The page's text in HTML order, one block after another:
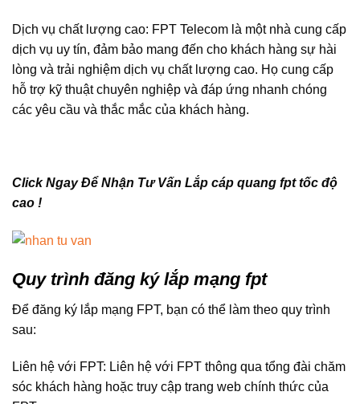
Dịch vụ chất lượng cao: FPT Telecom là một nhà cung cấp
dịch vụ uy tín, đảm bảo mang đến cho khách hàng sự hài
lòng và trải nghiệm dịch vụ chất lượng cao. Họ cung cấp
hỗ trợ kỹ thuật chuyên nghiệp và đáp ứng nhanh chóng
các yêu cầu và thắc mắc của khách hàng.
Click Ngay Để Nhận Tư Vấn Lắp cáp quang fpt tốc độ
cao !
Quy trình đăng ký lắp mạng fpt
Để đăng ký lắp mạng FPT, bạn có thể làm theo quy trình
sau:
Liên hệ với FPT: Liên hệ với FPT thông qua tổng đài chăm
sóc khách hàng hoặc truy cập trang web chính thức của